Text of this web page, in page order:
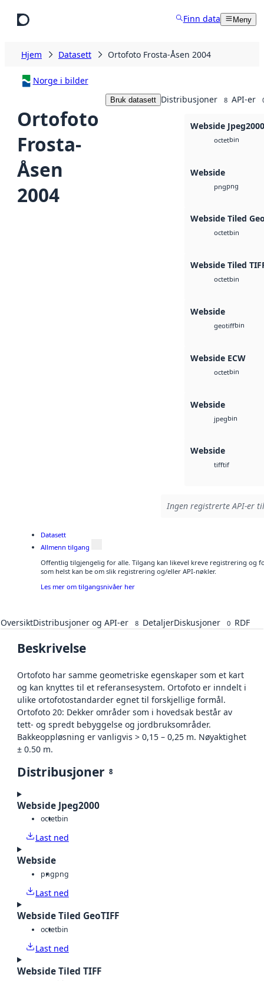
Finn data Meny
Hjem Datasett Ortofoto Frosta-Åsen 2004
Norge i bilder
Ortofoto
Frosta-
Åsen
2004
Bruk datasett Distribusjoner 8 API-er
Webside Jpeg2000
octetbin
Webside
pngpng
Webside Tiled
octetbin
Webside Tiled
octetbin
Webside
geotiffbin
Webside ECW
octetbin
Webside
jpegbin
Webside
tifftif
Ingen registrerte API-er
Datasett
Allmenn tilgang
Offentlig tilgjengelig for alle. Tilgang kan likevel kreve registrering og
som helst kan be om slik registrering og/eller API-nøkler.
Les mer om tilgangsnivåer her
OversiktDistribusjoner og API-er 8 DetaljerDiskusjoner 0 RDF
Beskrivelse
Ortofoto har samme geometriske egenskaper som et kart
og kan knyttes til et referansesystem. Ortofoto er inndelt i
ulike ortofotostandarder egnet til forskjellige formål.
Ortofoto 20: Dekker områder som i hovedsak består av
tett- og spredt bebyggelse og jordbruksområder.
Bakkeoppløsning er vanligvis > 0,15 – 0,25 m. Nøyaktighet
± 0.50 m.
Distribusjoner 8
Webside Jpeg2000
octetbin
Last ned
Webside
pngpng
Last ned
Webside Tiled GeoTIFF
octetbin
Last ned
Webside Tiled TIFF